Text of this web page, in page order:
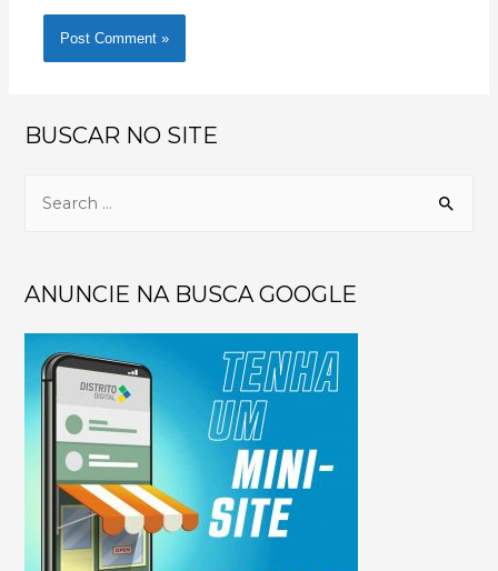
BUSCAR NO SITE
ANUNCIE NA BUSCA GOOGLE